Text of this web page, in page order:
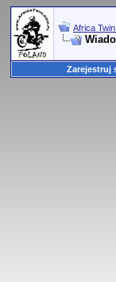
Africa
Zarejestruj